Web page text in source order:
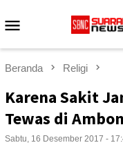
ke
Beranda Religi
Karena Sakit
Tewas di Ambon
Sabtu, 16 Desember 2017 -